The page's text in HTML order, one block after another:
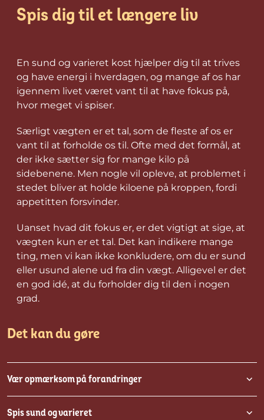
Spis dig til et længere liv
En sund og varieret kost hjælper dig til at trives
og have energi i hverdagen, og mange af os har
igennem livet været vant til at have fokus på,
hvor meget vi spiser.
Særligt vægten er et tal, som de fleste af os er
vant til at forholde os til. Ofte med det formål, at
der ikke sætter sig for mange kilo på
sidebenene. Men nogle vil opleve, at problemet i
stedet bliver at holde kiloene på kroppen, fordi
appetitten forsvinder.
Uanset hvad dit fokus er, er det vigtigt at sige, at
vægten kun er et tal. Det kan indikere mange
ting, men vi kan ikke konkludere, om du er sund
eller usund alene ud fra din vægt. Alligevel er det
en god idé, at du forholder dig til den i nogen
grad.
Det kan du gøre
Vær opmærksom på forandringer
Spis sund og varieret